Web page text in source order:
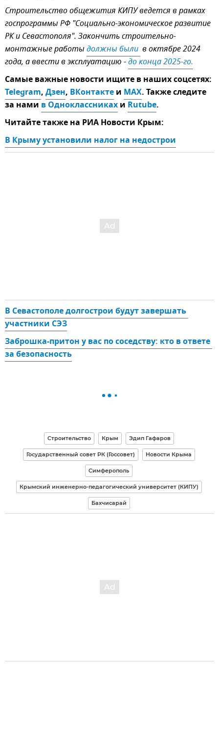
Строительство общежития КИПУ ведется в рамках
госпрограммы РФ "Социально-экономическое развитие
РК и Севастополя". Закончить строительно-
монтажные работыдолжны были в октябре 2024
года, а ввести в эксплуатацию -до конца 2025-го.
Самые важные новости ищите в наших соцсетях:
Telegram,Дзен, ВКонтактеи MAX. Также следите
за нами в Одноклассникахи Rutube.
Читайте также на РИА Новости Крым:
В Крыму установили налог на недострои
В Севастополе долгострои будут завершать
участники СЭЗ
Заброшка-притон у вас по соседству: кто в ответе
за безопасность
Строительство Крым Эдип Гафаров
Государственный совет РК (Госсовет) Новости Крыма
Симферополь
Крымский инженерно-педагогический университет (КИПУ)
Бахчисарай